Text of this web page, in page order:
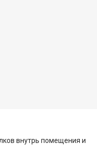
внутрь помещения и